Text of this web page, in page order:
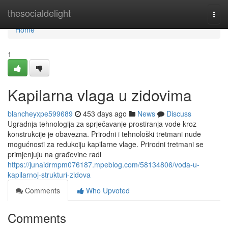
thesocialdelight
Home
Home
1
Kapilarna vlaga u zidovima
blancheyxpe599689 453 days ago News
Discuss
Ugradnja tehnologija za sprječavanje prostiranja vode kroz
konstrukcije je obavezna. Prirodni i tehnološki tretmani nude
mogućnosti za redukciju kapilarne vlage. Prirodni tretmani se
primjenjuju na građevine radi
https://junaidrmpm076187.mpeblog.com/58134806/voda-u-
kapilarnoj-strukturi-zidova
Comments
Who Upvoted
Comments